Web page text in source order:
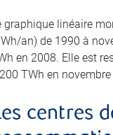
graphique linéaire
an) de 1990 à
en 2008. Elle est
TWh en
centres